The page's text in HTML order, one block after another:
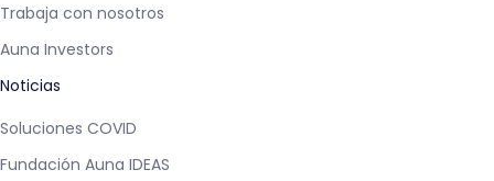
Trabaja con nosotros
Auna Investors
Noticias
Soluciones COVID
Fundación Auna IDEAS